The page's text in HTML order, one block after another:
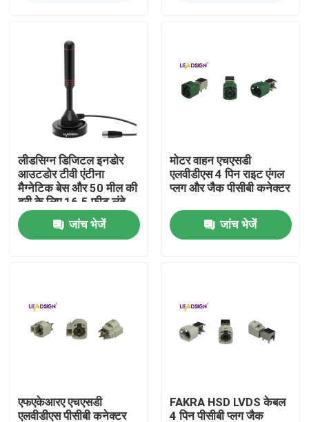
हमारे बारे में
कारखाना भ्रमण
गुणवत्ता नियंत्रण
एक उद्धरण की विनती करे
फकरा पीसीबी कनेक्टर
लीडसिग्न डिजिटल इनडोर
आउटडोर टीवी एंटीना
मैग्नेटिक बेस और 50 मील की
दूरी के लिए 16.5 फीट लंबे
केबल टीवी एरियल के साथ
जांच भेजें
मोटर वाहन एचएसडी
एलवीडीएस 4 पिन राइट एंगल
प्लग और जैक पीसीबी कनेक्टर
जांच भेजें
एफएकेआरए एचएसडी
एलवीडीएस पीसीबी कनेक्टर
FAKRA HSD LVDS केबल
4 पिन पीसीबी प्लग जैक